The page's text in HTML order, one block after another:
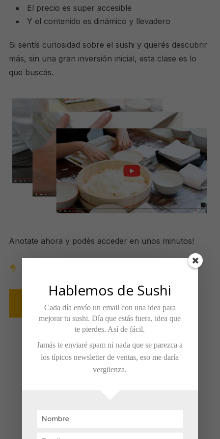
El precio es super accesible
Y el contenido es dinámico y llevadero
Si sentís curiosidad sobre el sushi y querés descubrir
más, sin una gran inversión inicial, esta clase es lo
que buscás.
Anotate ahora y podés acceder en unos minutos!
QUIERO LA CLASE EXPRESS
Hablemos de Sushi
Cada día envío un email con una idea para
mejorar tu sushi. Día que estás fuera, idea que
te pierdes. Así de fácil.
Jamás te enviaré spam ni nada que se parezca a
los típicos newsletter de ventas, eso me daría
vergüenza.